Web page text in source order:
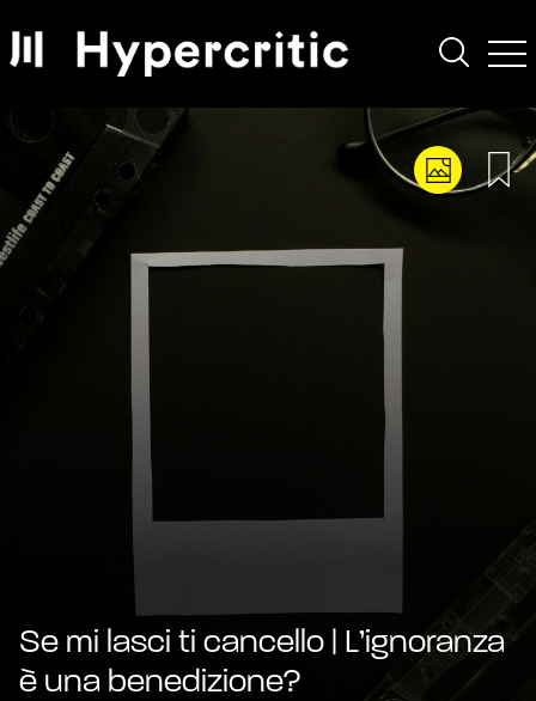
Se mi lasci ti cancello | L’ignoranza
è una benedizione?